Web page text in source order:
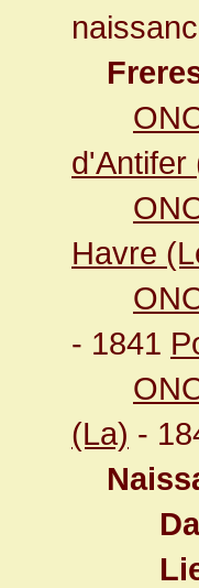
d'Antifer
Havre
- 1841
(La) -